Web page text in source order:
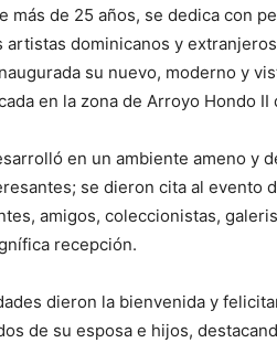
más de 25 años, se dedica con
artistas dominicanos y
su nuevo, moderno y
en la zona de Arroyo Hondo II
en un ambiente ameno y
se dieron cita al evento
amigos, coleccionistas,
recepción.
dieron la bienvenida y
de su esposa e hijos,